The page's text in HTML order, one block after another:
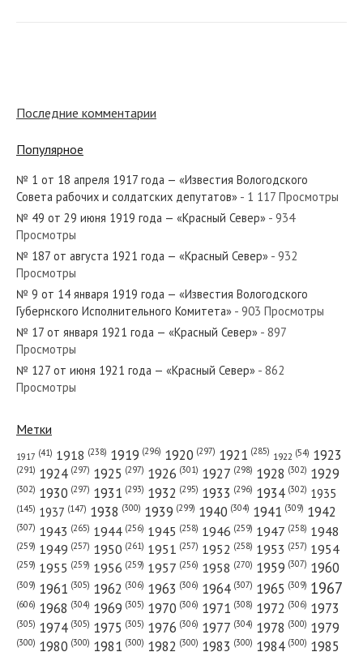
№ 201 от октября 1950 года — «Красный Север»
№ 175 от августа 1920 года — «Красный Север»
№ 197 от августа 1977 года — «Красный Север»
№ 134 от июня 1981 года — «Красный Север»
№ 213 от сентября 1929 года — «Красный Север»
Последние комментарии
Популярное
№ 1 от 18 апреля 1917 года — «Известия Вологодского
Совета рабочих и солдатских депутатов» - 1 117 Просмотры
№ 49 от 29 июня 1919 года — «Красный Север» - 934
Просмотры
№ 187 от августа 1921 года — «Красный Север» - 932
Просмотры
№ 9 от 14 января 1919 года — «Известия Вологодского
Губернского Исполнительного Комитета» - 903 Просмотры
№ 17 от января 1921 года — «Красный Север» - 897
Просмотры
№ 127 от июня 1921 года — «Красный Север» - 862
Просмотры
Метки
1917 (41) 1918 (238) 1919 (296) 1920 (297) 1921 (285) 1922 (54) 1923
(291) 1924 (297) 1925 (297) 1926 (301) 1927 (298) 1928 (302) 1929
(302) 1930 (297) 1931 (293) 1932 (295) 1933 (296) 1934 (302) 1935
(145) 1937 (147) 1938 (300) 1939 (299) 1940 (304) 1941 (309) 1942
(307) 1943 (265) 1944 (256) 1945 (258) 1946 (259) 1947 (258) 1948
(259) 1949 (257) 1950 (261) 1951 (257) 1952 (258) 1953 (257) 1954
(259) 1955 (259) 1956 (259) 1957 (256) 1958 (270) 1959 (307) 1960
(309) 1961 (305) 1962 (306) 1963 (306) 1964 (307) 1965 (309) 1967
(606) 1968 (304) 1969 (305) 1970 (306) 1971 (308) 1972 (306) 1973
(305) 1974 (305) 1975 (305) 1976 (306) 1977 (304) 1978 (300) 1979
(300) 1980 (300) 1981 (300) 1982 (300) 1983 (300) 1984 (300) 1985